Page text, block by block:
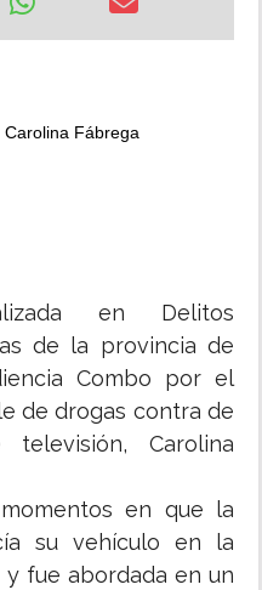
Carolina Fábrega
en Delitos
de la provincia de
Combo por el
de drogas contra de
Carolina
en que la
su vehículo en la
fue abordada en un